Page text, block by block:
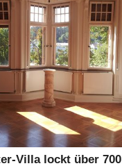
Villa lockt über 700